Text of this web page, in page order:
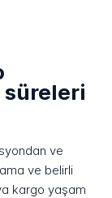
ve
ve belirli
kargo yaşam